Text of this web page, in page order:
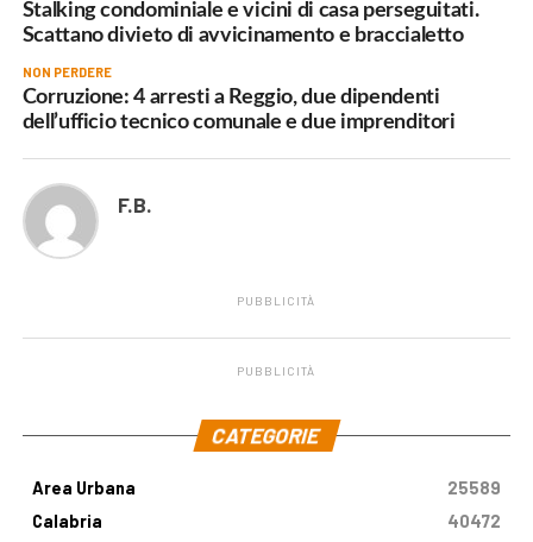
Stalking condominiale e vicini di casa perseguitati.
Scattano divieto di avvicinamento e braccialetto
NON PERDERE
Corruzione: 4 arresti a Reggio, due dipendenti
dell’ufficio tecnico comunale e due imprenditori
F.B.
PUBBLICITÀ
PUBBLICITÀ
CATEGORIE
Area Urbana
25589
Calabria
40472